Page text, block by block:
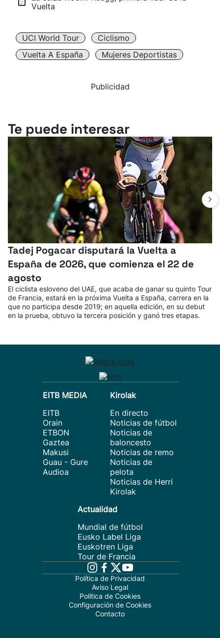
Vuelta
UCI World Tour
Ciclismo
Vuelta A España
Mujeres Deportistas
Publicidad
Te puede interesar
Tadej Pogacar disputará la Vuelta a
España de 2026, que comienza el 22 de
agosto
El ciclista esloveno del UAE, que acaba de ganar su quinto Tour
de Francia, estará en la próxima Vuelta a España, carrera en la
que no participa desde 2019; en aquella edición, en su debut
en la prueba, obtuvo la tercera posición y ganó tres etapas.
EITB MEDIA
EITB
Orain
ETBON
Gaztea
Makusi
Guau - Gure
Audioa
Kirolak
En directo
Noticias de fútbol
Noticias de
baloncesto
Noticias de remo
Noticias de
pelota
Noticias de Herri
Kirolak
Actualidad
Mundial de fútbol
Eusko Label Liga
Euskotren Liga
Tour de Francia
Política de Privacidad
Aviso Legal
Política de Cookies
Configuración de Cookies
Contacto